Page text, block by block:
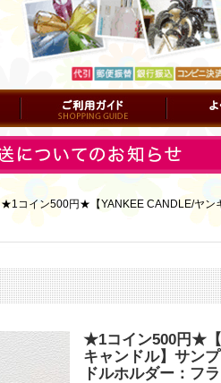
ご利用ガイド よくある
★1コイン500円★【YANKEE CANDLE/ヤン
★1コイン500円★【
キャンドル】サン
ドルホルダー：フ